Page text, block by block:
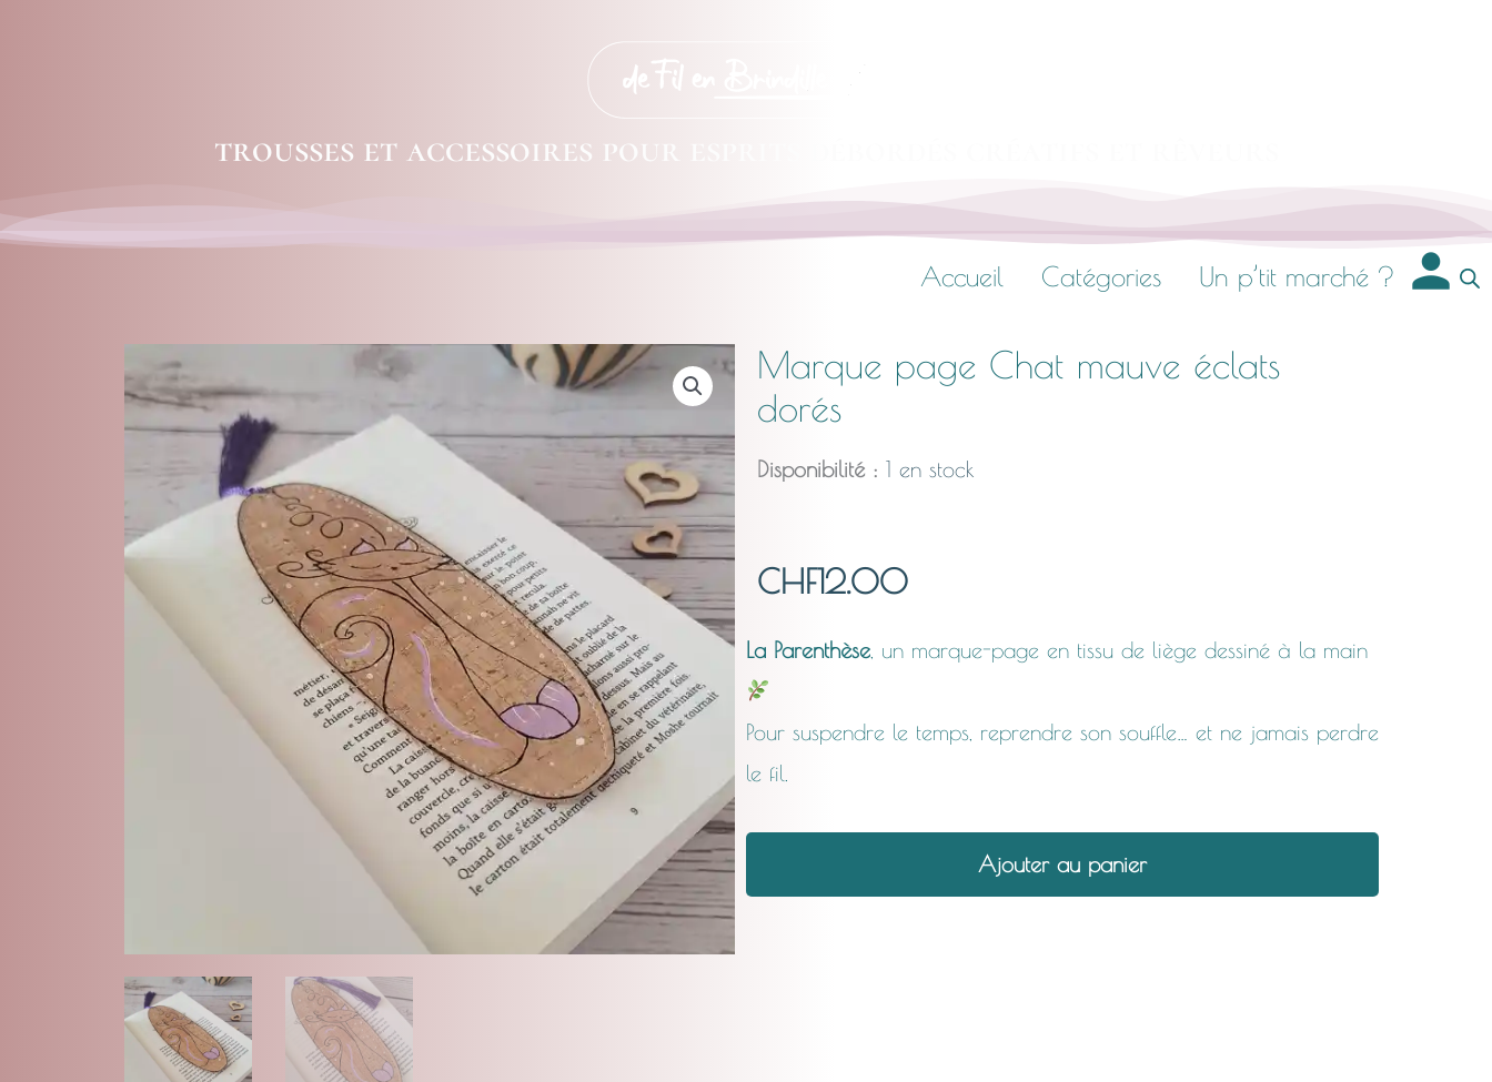
trousses et accessoires pour esprits débordés créatifs et rêveurs
Accueil Catégories Un p’tit marché ?
Marque page Chat mauve éclats
dorés
Disponibilité : 1 en stock
CHF12.00
La Parenthèse , un marque-page en tissu de liège dessiné à la main
Pour suspendre le temps, reprendre son souffle… et ne jamais perdre
le fil.
de
Ajouter au panier